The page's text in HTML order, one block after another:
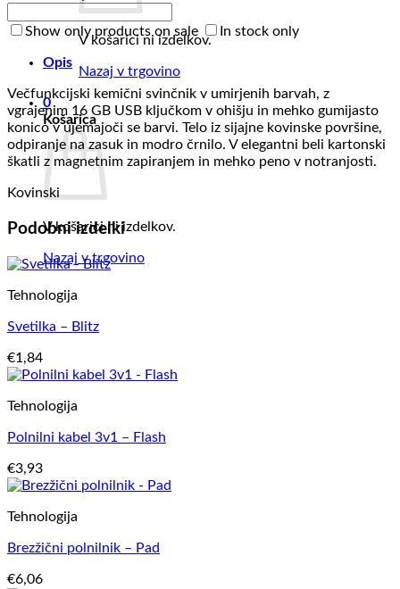
V košarici ni izdelkov.
Nazaj v trgovino
0
Košarica
V košarici ni izdelkov.
Nazaj v trgovino
Show only products on sale In stock only
Opis
Večfunkcijski kemični svinčnik v umirjenih barvah, z
vgrajenim 16 GB USB ključkom v ohišju in mehko gumijasto
konico v ujemajoči se barvi. Telo iz sijajne kovinske površine,
odpiranje na zasuk in modro črnilo. V elegantni beli kartonski
škatli z magnetnim zapiranjem in mehko peno v notranjosti.
Kovinski
Podobni izdelki
Tehnologija
Svetilka – Blitz
€1,84
Tehnologija
Polnilni kabel 3v1 – Flash
€3,93
Tehnologija
Brezžični polnilnik – Pad
€6,06